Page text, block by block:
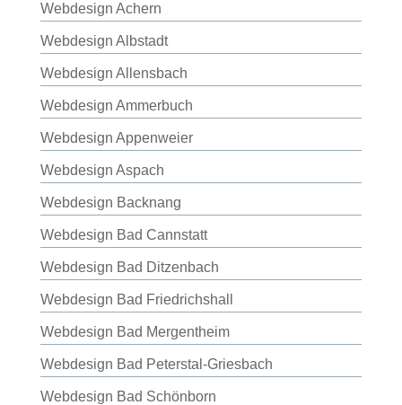
Webdesign Achern
Webdesign Albstadt
Webdesign Allensbach
Webdesign Ammerbuch
Webdesign Appenweier
Webdesign Aspach
Webdesign Backnang
Webdesign Bad Cannstatt
Webdesign Bad Ditzenbach
Webdesign Bad Friedrichshall
Webdesign Bad Mergentheim
Webdesign Bad Peterstal-Griesbach
Webdesign Bad Schönborn